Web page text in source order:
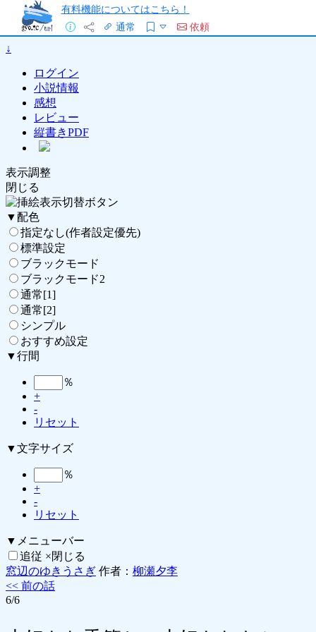
有料機能についてはこちら！
通常
依頼